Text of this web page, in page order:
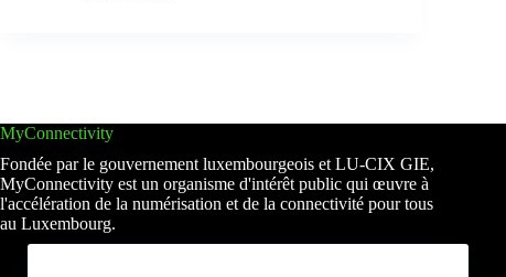
MyConnectivity
Fondée par le gouvernement luxembourgeois et LU-CIX GIE,
MyConnectivity est un organisme d'intérêt public qui œuvre à
l'accélération de la numérisation et de la connectivité pour tous
au Luxembourg.